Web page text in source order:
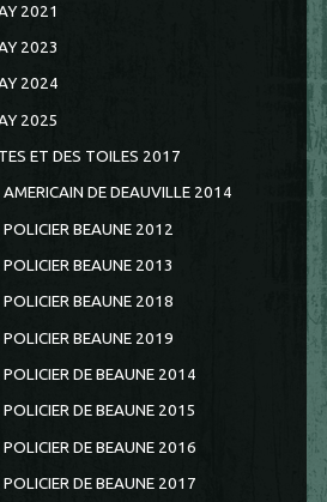
2021
2023
2024
2025
ET DES TOILES 2017
DE DEAUVILLE 2014
BEAUNE 2012
BEAUNE 2013
BEAUNE 2018
BEAUNE 2019
DE BEAUNE 2014
DE BEAUNE 2015
DE BEAUNE 2016
DE BEAUNE 2017